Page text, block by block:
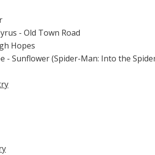
- Old Town Road
Hopes
- Sunflower (Spider-Man: Into the